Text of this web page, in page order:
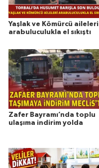
Yaşlak ve Kömürcü aileleri
arabuluculukla el sıkıştı
Zafer Bayramı’nda toplu
ulaşıma indirim yolda